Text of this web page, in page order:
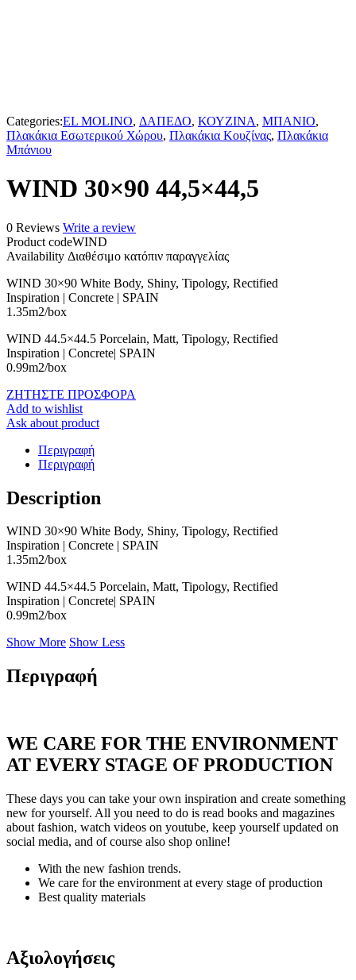
Categories:EL MOLINO, ΔΑΠΕΔΟ, ΚΟΥΖΙΝΑ, ΜΠΑΝΙΟ,
Πλακάκια Εσωτερικού Χώρου, Πλακάκια Κουζίνας, Πλακάκια
Μπάνιου
WIND 30×90 44,5×44,5
0 Reviews Write a review
Product codeWIND
Availability Διαθέσιμο κατόπιν παραγγελίας
WIND 30×90 White Body, Shiny, Tipology, Rectified
Inspiration | Concrete | SPAIN
1.35m2/box
WIND 44.5×44.5 Porcelain, Matt, Tipology, Rectified
Inspiration | Concrete| SPAIN
0.99m2/box
ΖΗΤΗΣΤΕ ΠΡΟΣΦΟΡΑ
Add to wishlist
Ask about product
Περιγραφή
Περιγραφή
Description
WIND 30×90 White Body, Shiny, Tipology, Rectified
Inspiration | Concrete | SPAIN
1.35m2/box
WIND 44.5×44.5 Porcelain, Matt, Tipology, Rectified
Inspiration | Concrete| SPAIN
0.99m2/box
Show More Show Less
Περιγραφή
WE CARE FOR THE ENVIRONMENT
AT EVERY STAGE OF PRODUCTION
These days you can take your own inspiration and create something
new for yourself. All you need to do is read books and magazines
about fashion, watch videos on youtube, keep yourself updated on
social media, and of course also shop online!
With the new fashion trends.
We care for the environment at every stage of production
Best quality materials
Αξιολογήσεις